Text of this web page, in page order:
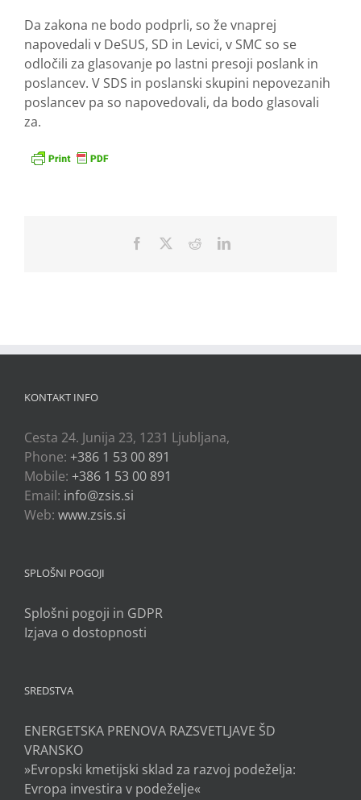
Da zakona ne bodo podprli, so že vnaprej
napovedali v DeSUS, SD in Levici, v SMC so se
odločili za glasovanje po lastni presoji poslank in
poslancev. V SDS in poslanski skupini nepovezanih
poslancev pa so napovedovali, da bodo glasovali
za.
Facebook RedditLinkedIn
KONTAKT INFO
Cesta 24. Junija 23, 1231 Ljubljana,
Phone: +386 1 53 00 891
Mobile: +386 1 53 00 891
Email: info@zsis.si
Web: www.zsis.si
SPLOŠNI POGOJI
Splošni pogoji in GDPR
Izjava o dostopnosti
SREDSTVA
ENERGETSKA PRENOVA RAZSVETLJAVE ŠD
VRANSKO
»Evropski kmetijski sklad za razvoj podeželja:
Evropa investira v podeželje«